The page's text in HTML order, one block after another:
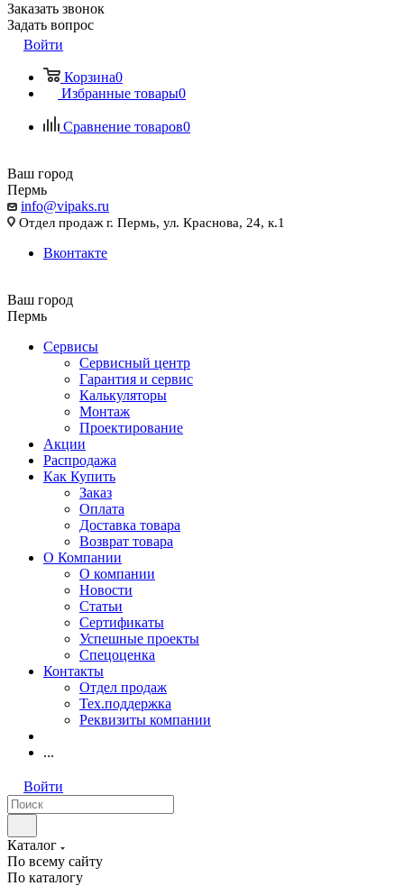
Заказать звонок
Задать вопрос
Войти
Корзина0
Избранные товары0
Сравнение товаров0
Ваш город
Пермь
info@vipaks.ru
Отдел продаж г. Пермь, ул. Краснова, 24, к.1
Вконтакте
Ваш город
Пермь
Сервисы
Сервисный центр
Гарантия и сервис
Калькуляторы
Монтаж
Проектирование
Акции
Распродажа
Как Купить
Заказ
Оплата
Доставка товара
Возврат товара
О Компании
О компании
Новости
Статьи
Сертификаты
Успешные проекты
Спецоценка
Контакты
Отдел продаж
Тех.поддержка
Реквизиты компании
...
Войти
Каталог
По всему сайту
По каталогу